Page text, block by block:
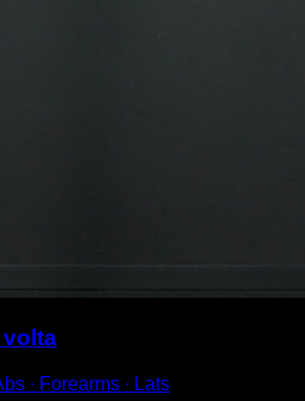
volta
∙ Forearms ∙ Lats